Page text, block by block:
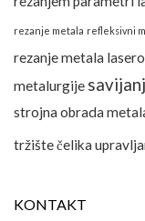
rezanje metala refleksivni
rezanje metala
metalurgije
strojna obrada
tržište čelika
KONTAKT